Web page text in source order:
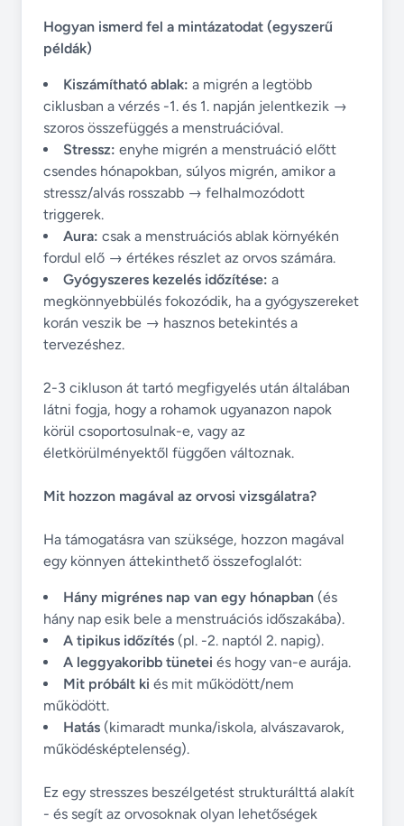
Hogyan ismerd fel a mintázatodat (egyszerű
példák)
Kiszámítható ablak: a migrén a legtöbb
ciklusban a vérzés -1. és 1. napján jelentkezik →
szoros összefüggés a menstruációval.
Stressz: enyhe migrén a menstruáció előtt
csendes hónapokban, súlyos migrén, amikor a
stressz/alvás rosszabb → felhalmozódott
triggerek.
Aura: csak a menstruációs ablak környékén
fordul elő → értékes részlet az orvos számára.
Gyógyszeres kezelés időzítése: a
megkönnyebbülés fokozódik, ha a gyógyszereket
korán veszik be → hasznos betekintés a
tervezéshez.
2-3 cikluson át tartó megfigyelés után általában
látni fogja, hogy a rohamok ugyanazon napok
körül csoportosulnak-e, vagy az
életkörülményektől függően változnak.
Mit hozzon magával az orvosi vizsgálatra?
Ha támogatásra van szüksége, hozzon magával
egy könnyen áttekinthető összefoglalót:
Hány migrénes nap van egy hónapban (és
hány nap esik bele a menstruációs időszakába).
A tipikus időzítés (pl. -2. naptól 2. napig).
A leggyakoribb tünetei és hogy van-e aurája.
Mit próbált ki és mit működött/nem
működött.
Hatás (kimaradt munka/iskola, alvászavarok,
működésképtelenség).
Ez egy stresszes beszélgetést strukturálttá alakít
- és segít az orvosoknak olyan lehetőségek